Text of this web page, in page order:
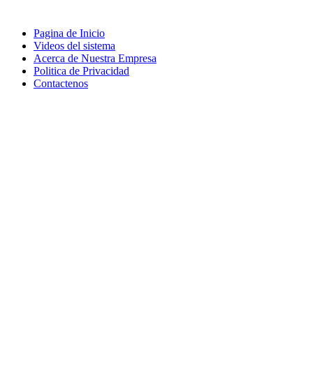
Pagina de Inicio
Videos del sistema
Acerca de Nuestra Empresa
Politica de Privacidad
Contactenos